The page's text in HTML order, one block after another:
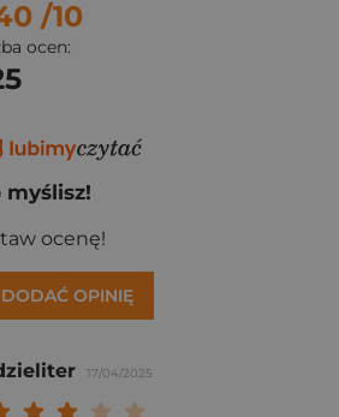
/10
ocen:
myślisz!
ocenę!
OPINIĘ
17/04/2025
Twoja ocena:
Twoja ocena: Wybitna 9/
Twoja ocena: Rewelacyjna 8/
Twoja ocena: Bardzo dobra 7/10"
ocena: Dobra 6/10"
ocena: Przeciętna 5/10"
Może być 4/10"
3/10"
słaba 2/10"
1/10"